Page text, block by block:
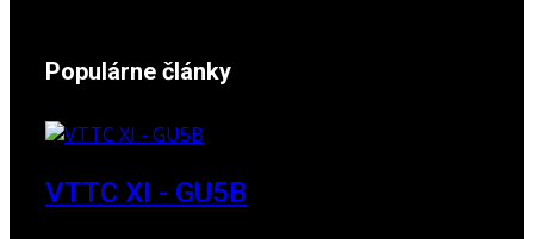
Populárne články
VTTC XI - GU5B